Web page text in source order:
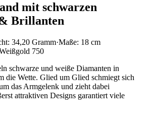
mit schwarzen
Brillanten
34,20 Gramm·Maße: 18 cm
750
schwarze und weiße Diamanten in
die Wette. Glied um Glied schmiegt sich
das Armgelenk und zieht dabei
attraktiven Designs garantiert viele